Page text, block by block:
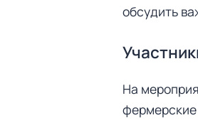
обсудить
На
фермерские